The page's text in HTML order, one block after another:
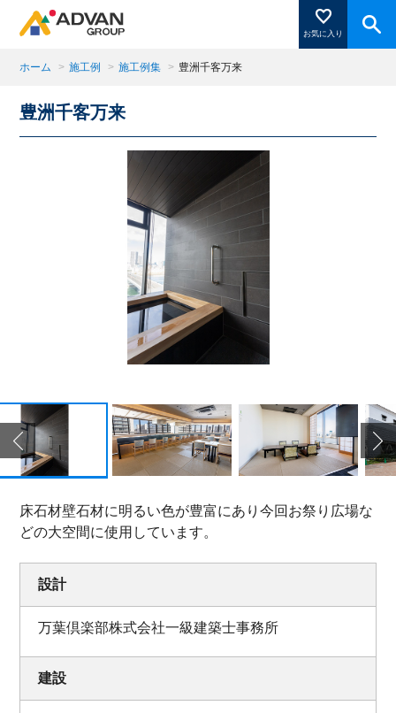
お気に入り
商品ページにある「お気に入り登録」を押すと登録した
商品がここに表示されます。
閉じる
ホーム > 施工例 > 施工例集 > 豊洲千客万来
豊洲千客万来
床石材壁石材に明るい色が豊富にあり今回お祭り広場な
どの大空間に使用しています。
設計
万葉倶楽部株式会社一級建築士事務所
建設